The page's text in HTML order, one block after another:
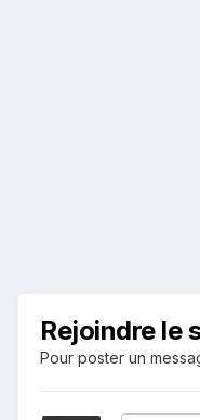
Rejoindre le
Pour poster un